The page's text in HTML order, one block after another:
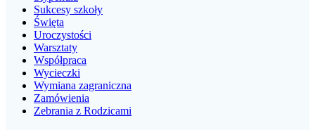
Sukcesy szkoły
Święta
Uroczystości
Warsztaty
Współpraca
Wycieczki
Wymiana zagraniczna
Zamówienia
Zebrania z Rodzicami